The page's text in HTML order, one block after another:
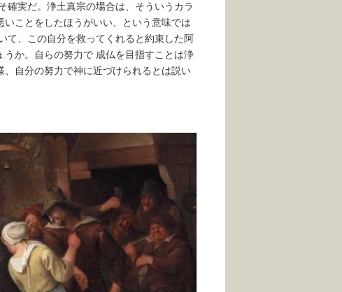
確実だ。浄土真宗の場合は、そういうカラ
ことをしたほうがいい、という意味では
て、この自分を救ってくれると約束した阿
か。自らの努力で 成仏を目指すことは浄
自分の努力で神に近づけられるとは説い